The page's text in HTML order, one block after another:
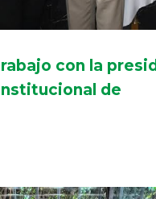
con la
de